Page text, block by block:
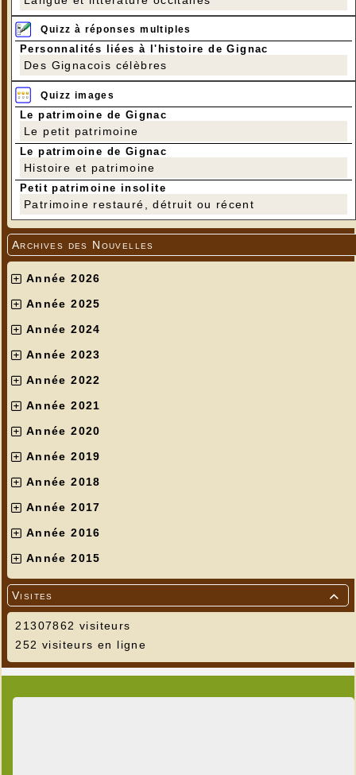
Quizz à réponses multiples
Personnalités liées à l'histoire de Gignac
Des Gignacois célèbres
Quizz images
Le patrimoine de Gignac
Le petit patrimoine
Le patrimoine de Gignac
Histoire et patrimoine
Petit patrimoine insolite
Patrimoine restauré, détruit ou récent
Archives des Nouvelles
Année 2026
Année 2025
Année 2024
Année 2023
Année 2022
Année 2021
Année 2020
Année 2019
Année 2018
Année 2017
Année 2016
Année 2015

Visites
21307862 visiteurs
252 visiteurs en ligne